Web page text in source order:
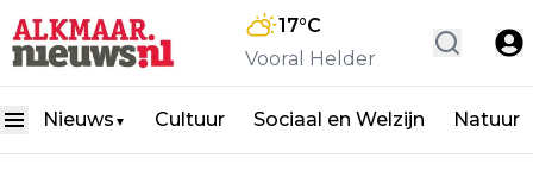
17°C
Vooral Helder
Nieuws ▼ Cultuur Sociaal en Welzijn Natuur